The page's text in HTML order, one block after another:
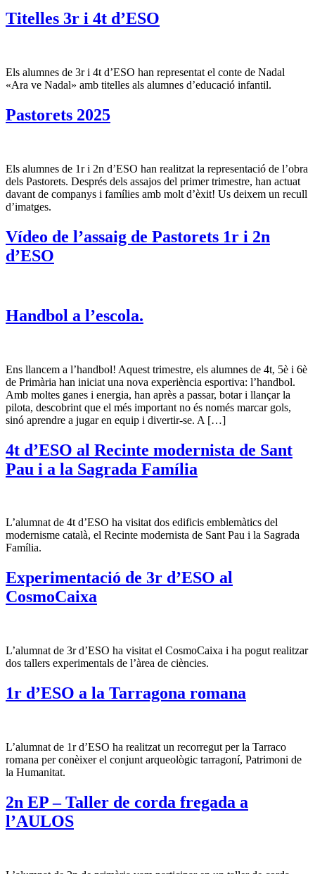
Titelles 3r i 4t d’ESO
Els alumnes de 3r i 4t d’ESO han representat el conte de Nadal
«Ara ve Nadal» amb titelles als alumnes d’educació infantil.
Pastorets 2025
Els alumnes de 1r i 2n d’ESO han realitzat la representació de l’obra
dels Pastorets. Després dels assajos del primer trimestre, han actuat
davant de companys i famílies amb molt d’èxit! Us deixem un recull
d’imatges.
Vídeo de l’assaig de Pastorets 1r i 2n
d’ESO
Handbol a l’escola.
Ens llancem a l’handbol! Aquest trimestre, els alumnes de 4t, 5è i 6è
de Primària han iniciat una nova experiència esportiva: l’handbol.
Amb moltes ganes i energia, han après a passar, botar i llançar la
pilota, descobrint que el més important no és només marcar gols,
sinó aprendre a jugar en equip i divertir-se. A […]
4t d’ESO al Recinte modernista de Sant
Pau i a la Sagrada Família
L’alumnat de 4t d’ESO ha visitat dos edificis emblemàtics del
modernisme català, el Recinte modernista de Sant Pau i la Sagrada
Família.
Experimentació de 3r d’ESO al
CosmoCaixa
L’alumnat de 3r d’ESO ha visitat el CosmoCaixa i ha pogut realitzar
dos tallers experimentals de l’àrea de ciències.
1r d’ESO a la Tarragona romana
L’alumnat de 1r d’ESO ha realitzat un recorregut per la Tarraco
romana per conèixer el conjunt arqueològic tarragoní, Patrimoni de
la Humanitat.
2n EP – Taller de corda fregada a
l’AULOS